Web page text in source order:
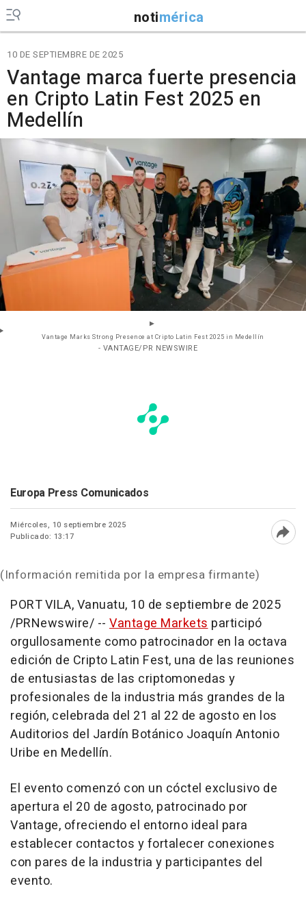
notimérica
10 DE SEPTIEMBRE DE 2025
Vantage marca fuerte presencia
en Cripto Latin Fest 2025 en
Medellín
Vantage Marks Strong Presence at Cripto Latin Fest 2025 in Medellín
- VANTAGE/PR NEWSWIRE
Europa Press Comunicados
Miércoles, 10 septiembre 2025
Publicado: 13:17
(Información remitida por la empresa firmante)
PORT VILA, Vanuatu, 10 de septiembre de 2025
/PRNewswire/ -- Vantage Marketsparticipó
orgullosamente como patrocinador en la octava
edición de Cripto Latin Fest, una de las reuniones
de entusiastas de las criptomonedas y
profesionales de la industria más grandes de la
región, celebrada del 21 al 22 de agosto en los
Auditorios del Jardín Botánico Joaquín Antonio
Uribe en Medellín.
El evento comenzó con un cóctel exclusivo de
apertura el 20 de agosto, patrocinado por
Vantage, ofreciendo el entorno ideal para
establecer contactos y fortalecer conexiones
con pares de la industria y participantes del
evento.